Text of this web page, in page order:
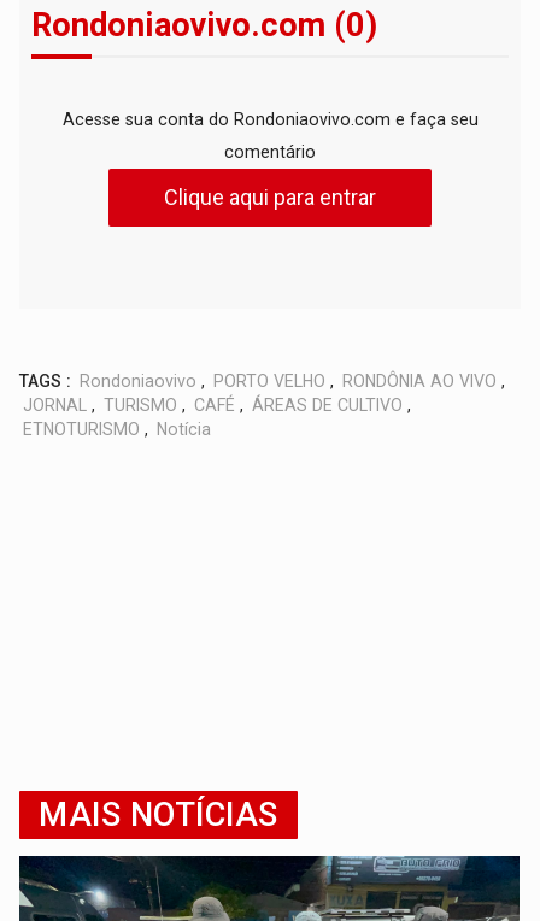
Rondoniaovivo.com (0)
Acesse sua conta do Rondoniaovivo.com e faça seu
comentário
Clique aqui para entrar
TAGS : Rondoniaovivo , PORTO VELHO , RONDÔNIA AO VIVO ,
JORNAL , TURISMO , CAFÉ , ÁREAS DE CULTIVO ,
ETNOTURISMO , Notícia
MAIS NOTÍCIAS